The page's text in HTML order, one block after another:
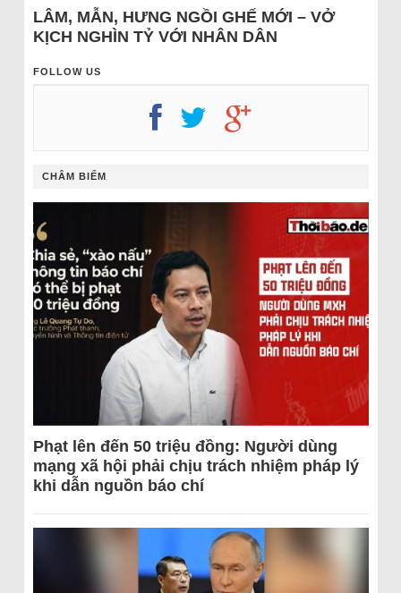
LÂM, MẪN, HƯNG NGỒI GHẾ MỚI – VỞ
KỊCH NGHÌN TỶ VỚI NHÂN DÂN
FOLLOW US
CHÂM BIẾM
Phạt lên đến 50 triệu đồng: Người dùng
mạng xã hội phải chịu trách nhiệm pháp lý
khi dẫn nguồn báo chí